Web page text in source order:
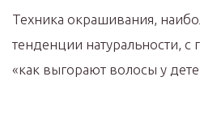
Техника окрашивания,
тенденции натуральности,
«как выгорают волосы у